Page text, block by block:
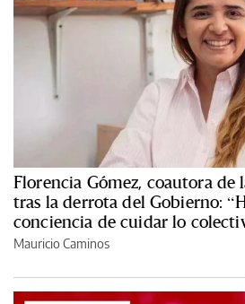
Florencia Gómez, coautora de
tras la derrota del Gobierno:
conciencia de cuidar lo
Mauricio Caminos